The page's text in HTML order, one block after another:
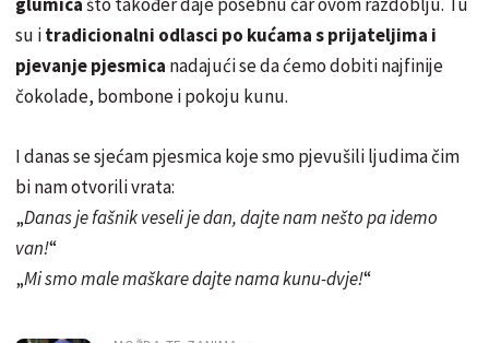
su itradicionalni odlasci po kućama s prijateljima i
pjevanje pjesmica nadajući se da ćemo dobiti najfinije
čokolade, bombone i pokoju kunu.
I danas se sjećam pjesmica koje smo pjevušili ljudima čim
bi nam otvorili vrata:
„Danas je fašnik veseli je dan, dajte nam nešto pa idemo
van!“
„Mi smo male maškare dajte nama kunu-dvje!“